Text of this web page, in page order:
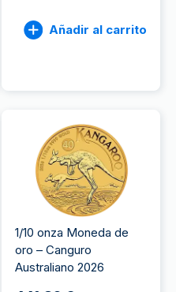
Añadir al carrito
1/10 onza Moneda de
oro – Canguro
Australiano 2026